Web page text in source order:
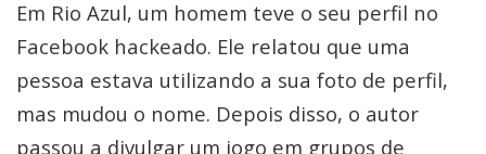
Em Rio Azul, um homem teve o seu perfil no
Facebook hackeado. Ele relatou que uma
pessoa estava utilizando a sua foto de perfil,
mas mudou o nome. Depois disso, o autor
passou a divulgar um jogo em grupos de